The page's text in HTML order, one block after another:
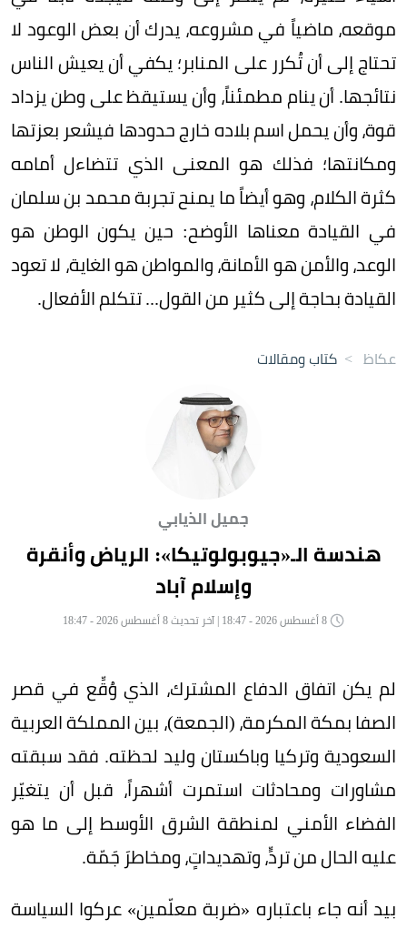
موقعه، ماضياً في مشروعه، يدرك أن بعض الوعود لا
تحتاج إلى أن تُكرر على المنابر؛ يكفي أن يعيش الناس
نتائجها. أن ينام مطمئناً، وأن يستيقظ على وطن يزداد
قوة، وأن يحمل اسم بلاده خارج حدودها فيشعر بعزتها
ومكانتها؛ فذلك هو المعنى الذي تتضاءل أمامه
كثرة الكلام، وهو أيضاً ما يمنح تجربة محمد بن سلمان
في القيادة معناها الأوضح: حين يكون الوطن هو
الوعد، والأمن هو الأمانة، والمواطن هو الغاية، لا تعود
القيادة بحاجة إلى كثير من القول... تتكلم الأفعال.
عكاظ > كتاب ومقالات
جميل الذيابي
هندسة الـ«جيوبولوتيكا»: الرياض وأنقرة
وإسلام آباد
لم يكن اتفاق الدفاع المشترك، الذي وُقِّع في قصر
الصفا بمكة المكرمة، (الجمعة)، بين المملكة العربية
السعودية وتركيا وباكستان وليد لحظته. فقد سبقته
مشاورات ومحادثات استمرت أشهراً، قبل أن يتغيّر
الفضاء الأمني لمنطقة الشرق الأوسط إلى ما هو
عليه الحال من تردٍّ، وتهديداتٍ، ومخاطرَ جَمّة.
بيد أنه جاء باعتباره «ضربة معلّمين» عركوا السياسة